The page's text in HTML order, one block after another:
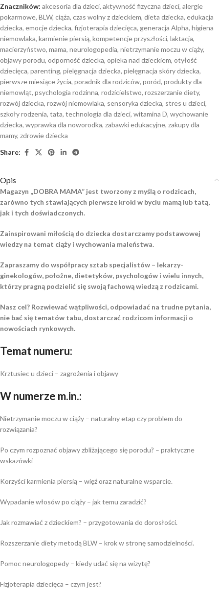
Znaczników: akcesoria dla dzieci, aktywność fizyczna dzieci, alergie
pokarmowe, BLW, ciąża, czas wolny z dzieckiem, dieta dziecka, edukacja
dziecka, emocje dziecka, fizjoterapia dziecięca, generacja Alpha, higiena
niemowlaka, karmienie piersią, kompetencje przyszłości, laktacja,
macierzyństwo, mama, neurologopedia, nietrzymanie moczu w ciąży,
objawy porodu, odporność dziecka, opieka nad dzieckiem, otyłość
dziecięca, parenting, pielęgnacja dziecka, pielęgnacja skóry dziecka,
pierwsze miesiące życia, poradnik dla rodziców, poród, produkty dla
niemowląt, psychologia rodzinna, rodzicielstwo, rozszerzanie diety,
rozwój dziecka, rozwój niemowlaka, sensoryka dziecka, stres u dzieci,
szkoły rodzenia, tata, technologia dla dzieci, witamina D, wychowanie
dziecka, wyprawka dla noworodka, zabawki edukacyjne, zakupy dla
mamy, zdrowie dziecka
Share:
Opis
Magazyn „DOBRA MAMA” jest tworzony z myślą o rodzicach,
zarówno tych stawiających pierwsze kroki w byciu mamą lub tatą,
jak i tych doświadczonych.
Zainspirowani miłością do dziecka dostarczamy podstawowej
wiedzy na temat ciąży i wychowania maleństwa.
Zapraszamy do współpracy sztab specjalistów – lekarzy-
ginekologów, położne, dietetyków, psychologów i wielu innych,
którzy pragną podzielić się swoją fachową wiedzą z rodzicami.
Nasz cel? Rozwiewać wątpliwości, odpowiadać na trudne pytania,
nie bać się tematów tabu, dostarczać rodzicom informacji o
nowościach rynkowych.
Temat numeru:
Krztusiec u dzieci – zagrożenia i objawy
W numerze m.in.:
Nietrzymanie moczu w ciąży – naturalny etap czy problem do
rozwiązania?
Po czym rozpoznać objawy zbliżającego się porodu? – praktyczne
wskazówki
Korzyści karmienia piersią – więź oraz naturalne wsparcie.
Wypadanie włosów po ciąży – jak temu zaradzić?
Jak rozmawiać z dzieckiem? – przygotowania do dorosłości.
Rozszerzanie diety metodą BLW – krok w stronę samodzielności.
Pomoc neurologopedy – kiedy udać się na wizytę?
Fizjoterapia dziecięca – czym jest?